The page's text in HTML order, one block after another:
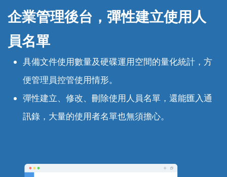
企業管理後台，彈性建立使用人
員名單
具備文件使用數量及硬碟運用空間的量化統計，方
便管理員控管使用情形。
彈性建立、修改、刪除使用人員名單，還能匯入通
訊錄，大量的使用者名單也無須擔心。